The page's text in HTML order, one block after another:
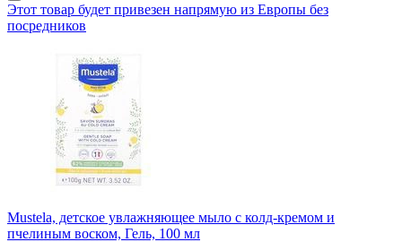
Этот товар будет привезен напрямую из Европы без
посредников
Mustela, детское увлажняющее мыло с колд-кремом и
пчелиным воском, Гель, 100 мл